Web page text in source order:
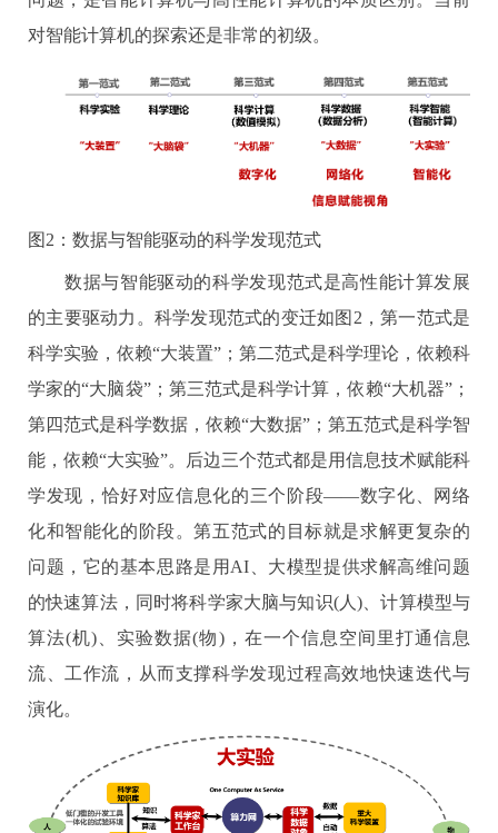
对智能计算机的探索还是非常的初级。
图 2 ：数据与智能驱动的科学发现范式
数据与智能驱动的科学发现范式是高性能计算发展
的主要驱动力。科学发现范式的变迁如图 2 ，第一范式是
科学实验，依赖“大装置”；第二范式是科学理论，依赖科
学家的“大脑袋”；第三范式是科学计算，依赖“大机器”；
第四范式是科学数据，依赖“大数据”；第五范式是科学智
能，依赖“大实验”。后边三个范式都是用信息技术赋能科
学发现，恰好对应信息化的三个阶段——数字化、网络
化和智能化的阶段。第五范式的目标就是求解更复杂的
问题，它的基本思路是用 AI 、大模型提供求解高维问题
的快速算法，同时将科学家大脑与知识(人) 、计算模型与
算法(机) 、实验数据(物)，在一个信息空间里打通信息
流、工作流，从而支撑科学发现过程高效地快速迭代与
演化。